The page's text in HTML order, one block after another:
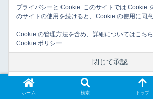
ホーム 検索 トップ
プライバシーと Cookie: このサイトでは Cookie
のサイトの使用を続けると、Cookie の使用に同
Cookie の管理方法を含め、詳細についてはこち
Cookie ポリシー